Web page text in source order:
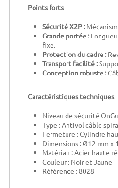
Points forts
Sécurité X2P :
Grande portée :
fixe.
Protection du cadre :
Transport facilité :
Conception robuste :
Caractéristiques techniques
Niveau de sécurité
Type : Antivol câble
Fermeture : Cylindre
Dimensions : Ø12 mm x
Matériau : Acier haute
Couleur : Noir et Jaune
Référence : 8028